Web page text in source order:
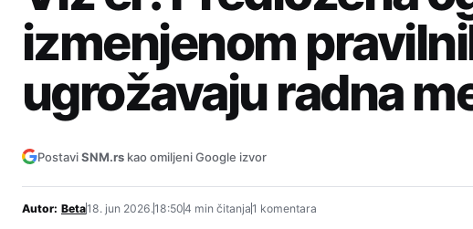
izmenjenom
ugrožavaju radna
PostaviSNM.rs kao omiljeni Google izvor
Autor: Beta18. jun 2026.18:504 min čitanja1 komentara